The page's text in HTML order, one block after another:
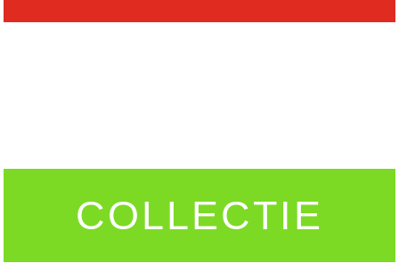
COLLECTIE